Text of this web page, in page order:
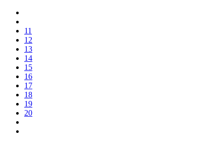
11
12
13
14
15
16
17
18
19
20